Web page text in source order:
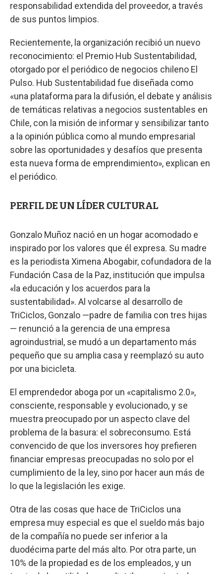
responsabilidad extendida del proveedor, a través
de sus puntos limpios.
Recientemente, la organización recibió un nuevo
reconocimiento: el Premio Hub Sustentabilidad,
otorgado por el periódico de negocios chileno El
Pulso. Hub Sustentabilidad fue diseñada como
«una plataforma para la difusión, el debate y análisis
de temáticas relativas a negocios sustentables en
Chile, con la misión de informar y sensibilizar tanto
a la opinión pública como al mundo empresarial
sobre las oportunidades y desafíos que presenta
esta nueva forma de emprendimiento», explican en
el periódico.
PERFIL DE UN LÍDER CULTURAL
Gonzalo Muñoz nació en un hogar acomodado e
inspirado por los valores que él expresa. Su madre
es la periodista Ximena Abogabir, cofundadora de la
Fundación Casa de la Paz, institución que impulsa
«la educación y los acuerdos para la
sustentabilidad». Al volcarse al desarrollo de
TriCiclos, Gonzalo —padre de familia con tres hijas
— renunció a la gerencia de una empresa
agroindustrial, se mudó a un departamento más
pequeño que su amplia casa y reemplazó su auto
por una bicicleta.
El emprendedor aboga por un «capitalismo 2.0»,
consciente, responsable y evolucionado, y se
muestra preocupado por un aspecto clave del
problema de la basura: el sobreconsumo. Está
convencido de que los inversores hoy prefieren
financiar empresas preocupadas no solo por el
cumplimiento de la ley, sino por hacer aun más de
lo que la legislación les exige.
Otra de las cosas que hace de TriCiclos una
empresa muy especial es que el sueldo más bajo
de la compañía no puede ser inferior a la
duodécima parte del más alto. Por otra parte, un
10% de la propiedad es de los empleados, y un